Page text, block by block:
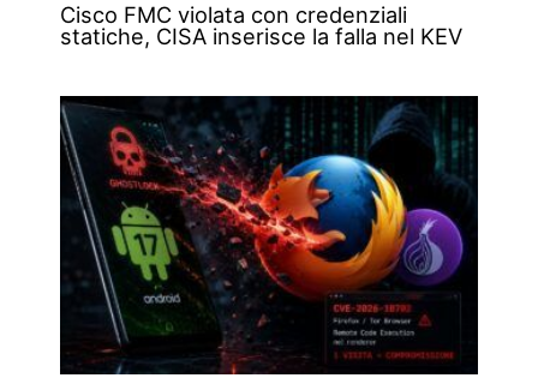
Cisco FMC violata con credenziali
statiche, CISA inserisce la falla nel KEV